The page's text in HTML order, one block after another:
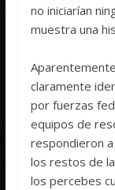
no iniciarían
muestra una
claramente
por fuerzas
equipos de
respondieron
los restos de
los percebes